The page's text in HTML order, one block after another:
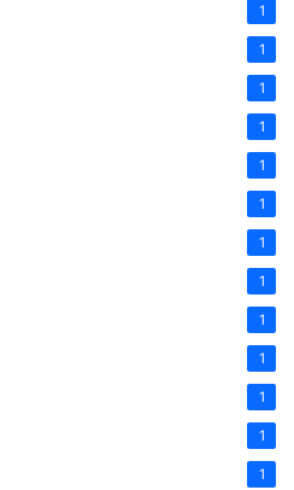
1
1
1
1
1
1
1
1
1
1
1
1
1